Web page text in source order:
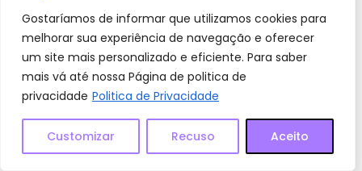
Gostaríamos de informar que utilizamos cookies para
melhorar sua experiência de navegação e oferecer
um site mais personalizado e eficiente. Para saber
mais vá até nossa Página de politica de
privacidade Politica de Privacidade
Customizar Recuso Aceito